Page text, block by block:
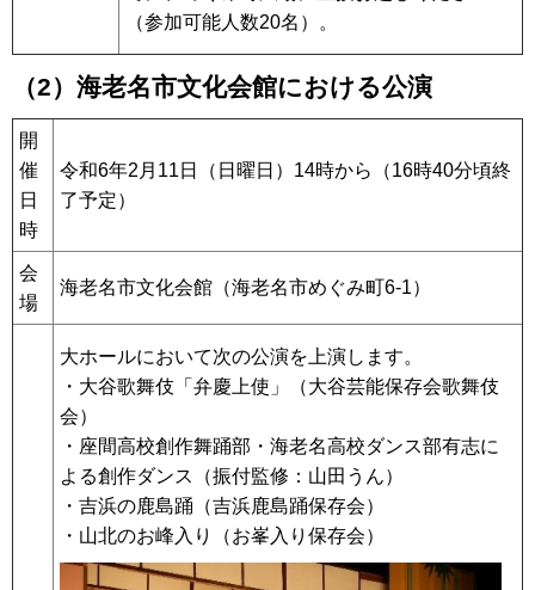
（参加可能人数20名）。
（2）海老名市文化会館における公演
開
催
日
時
令和6年2月11日（日曜日）14時から（16時40分頃終
了予定）
会
場
海老名市文化会館（海老名市めぐみ町6-1）
大ホールにおいて次の公演を上演します。
・大谷歌舞伎「弁慶上使」（大谷芸能保存会歌舞伎
会）
・座間高校創作舞踊部・海老名高校ダンス部有志に
よる創作ダンス（振付監修：山田うん）
・吉浜の鹿島踊（吉浜鹿島踊保存会）
・山北のお峰入り（お峯入り保存会）